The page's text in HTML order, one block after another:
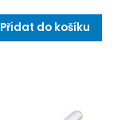
Přidat do košíku